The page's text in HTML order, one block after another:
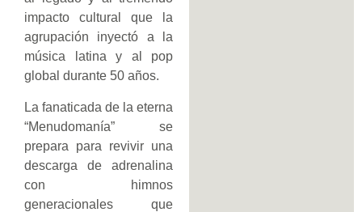
impacto cultural que la
agrupación inyectó a la
música latina y al pop
global durante 50 años.
La fanaticada de la eterna
“Menudomanía” se
prepara para revivir una
descarga de adrenalina
con himnos
generacionales que